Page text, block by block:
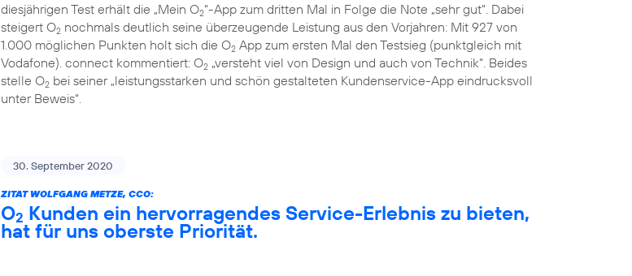
diesjährigen Test erhält die „Mein O2“-App zum dritten Mal in Folge die Note „sehr gut“. Dabei
steigert O2 nochmals deutlich seine überzeugende Leistung aus den Vorjahren: Mit 927 von
1.000 möglichen Punkten holt sich die O2 App zum ersten Mal den Testsieg (punktgleich mit
Vodafone). connect kommentiert: O2 „versteht viel von Design und auch von Technik“. Beides
stelle O2 bei seiner „leistungsstarken und schön gestalteten Kundenservice-App eindrucksvoll
unter Beweis“.
30. September 2020
ZITAT WOLFGANG METZE, CCO:
O2 Kunden ein hervorragendes Service-Erlebnis zu bieten,
hat für uns oberste Priorität.